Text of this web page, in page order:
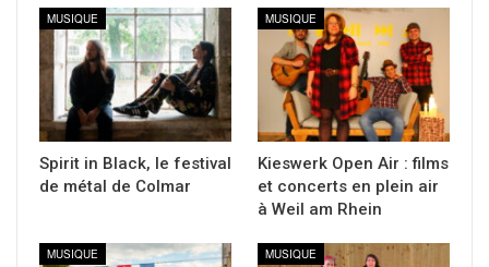
MUSIQUE
Spirit in Black, le festival
de métal de Colmar
MUSIQUE
Kieswerk Open Air : films
et concerts en plein air
à Weil am Rhein
MUSIQUE MUSIQUE